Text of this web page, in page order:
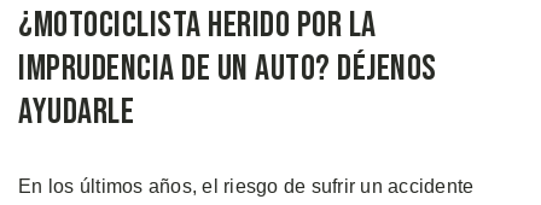
¿Motociclista Herido por la
Imprudencia de un Auto? Déjenos
Ayudarle
En los últimos años, el riesgo de sufrir un accidente